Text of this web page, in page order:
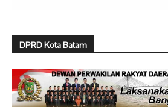
DPRD Kota Batam